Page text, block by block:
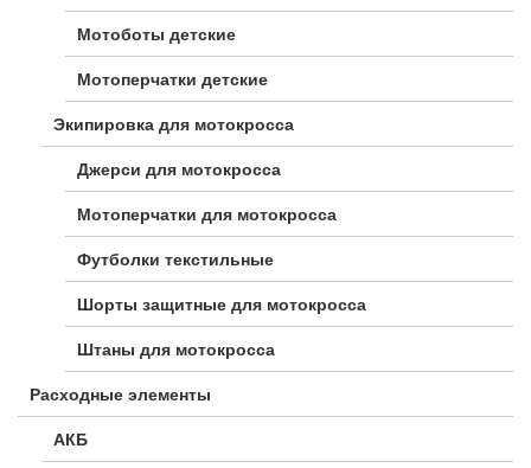
Мотоботы детские
Мотоперчатки детские
Экипировка для мотокросса
Джерси для мотокросса
Мотоперчатки для мотокросса
Футболки текстильные
Шорты защитные для мотокросса
Штаны для мотокросса
Расходные элементы
АКБ